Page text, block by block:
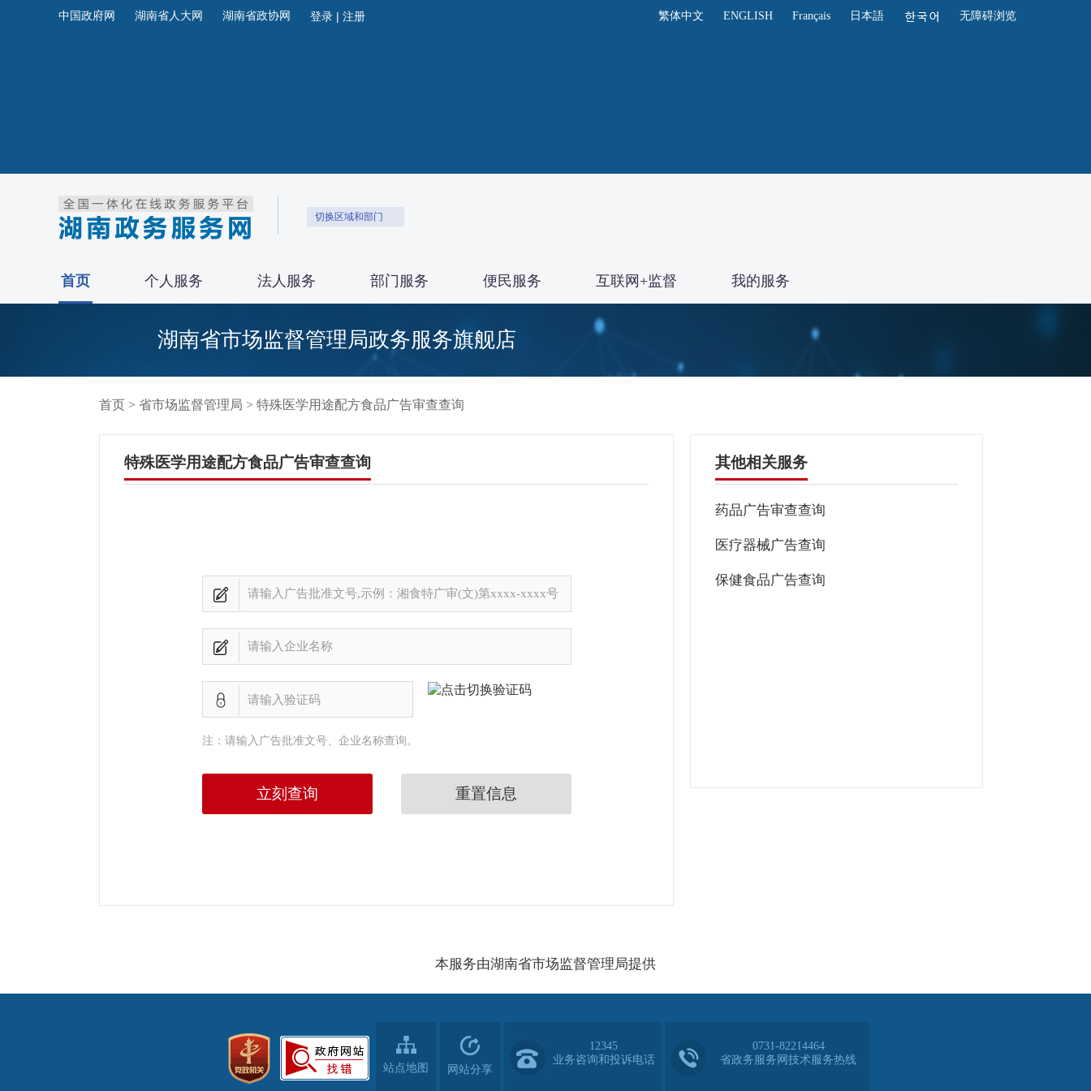
中国政府网 湖南省人大网 湖南省政协网 繁体中文 ENGLISH Français 日本語 无障碍浏览
切换区域和部门
首页 个人服务 法人服务 部门服务 便民服务 互联网+监督 我的服务
湖南省市场监督管理局政务服务旗舰店
首页 > 省市场监督管理局 > 特殊医学用途配方食品广告审查查询
特殊医学用途配方食品广告审查查询
注：请输入广告批准文号、企业名称查询。
立刻查询 重置信息
其他相关服务
药品广告审查查询
医疗器械广告查询
保健食品广告查询
本服务由湖南省市场监督管理局提供
站点地图 网站分享
12345
业务咨询和投诉电话
0731-82214464
省政务服务网技术服务热线